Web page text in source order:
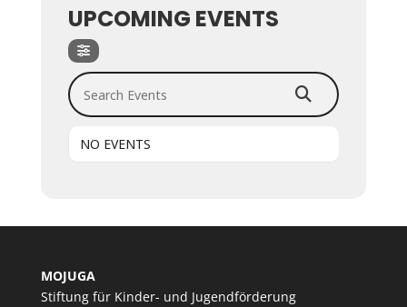
UPCOMING EVENTS
Search Events
NO EVENTS
MOJUGA
Stiftung für Kinder- und Jugendförderung